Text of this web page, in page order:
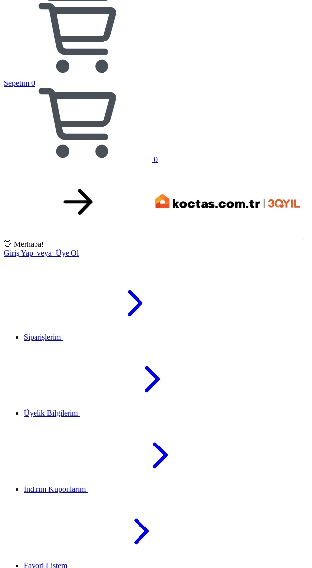
Sepetim 0
0
👋 Merhaba!
Giriş Yap veya Üye Ol
Siparişlerim
Üyelik Bilgilerim
İndirim Kuponlarım
Favori Listem